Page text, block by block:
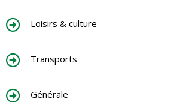
Loisirs & culture
Transports
Générale